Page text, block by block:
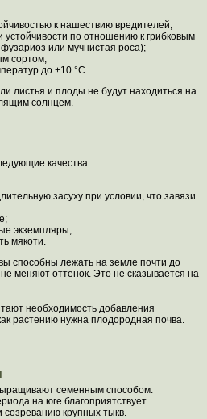
к нашествию вредителей;
устойчивости по отношению к грибковым
или мучнистая роса);
сортом;
до +10 °C .
листья и плоды не будут находиться на
солнцем.
качества:
засуху при условии, что завязи
экземпляры;
мякоти.
способны лежать на земле почти до
меняют оттенок. Это не сказывается на
необходимость добавления
растению нужна плодородная почва.
семенным способом.
на юге благоприятствует
крупных тыкв.